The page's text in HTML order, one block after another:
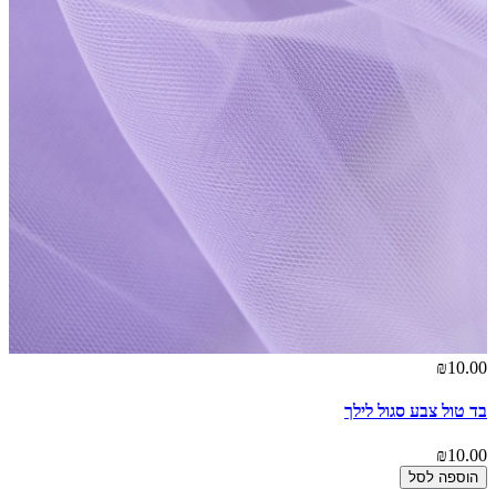
₪10.00
בד טול צבע סגול לילך
₪10.00
הוספה לסל